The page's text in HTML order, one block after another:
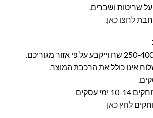
על שריטות ושברים.
לחצו כאן.
אינו כולל את הרכבת המוצר.
עסקים
לחץ כאן